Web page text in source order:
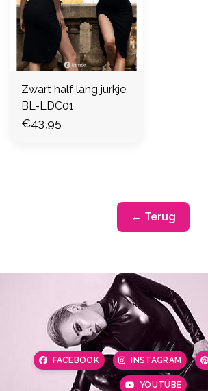
Zwart half lang jurkje,
BL-LDC01
€43,95
← Terug
FACEBOOK INSTAGRAM
YOUTUBE